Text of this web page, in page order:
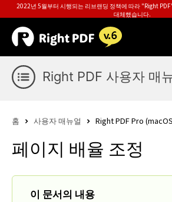
2022년 5월부터 시행되는 리브랜딩 정책에 따라 "Right
대체했습니다.
Right PDF 사용자 매
홈 사용자 매뉴얼 Right PDF Pro
페이지 배율 조정
이 문서의 내용